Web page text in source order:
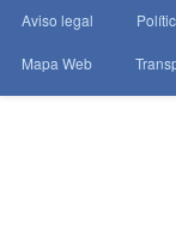
Aviso legal
Mapa Web